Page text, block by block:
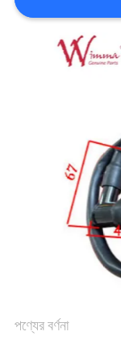
সাইটম্যাপ
গোপনীয়তা
পণ্যের বর্ণনা